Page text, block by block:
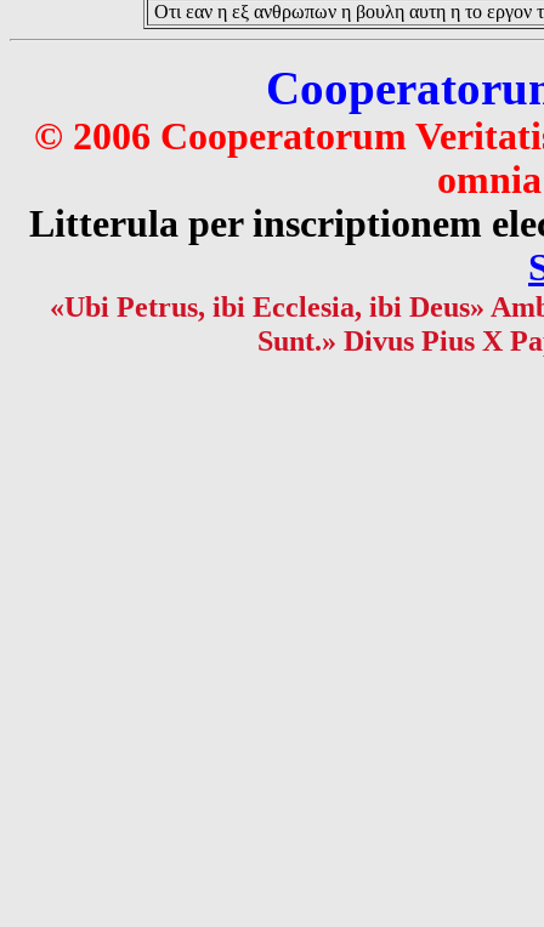
Οτι εαν η εξ ανθρωπων η βουλη αυτη η το εργον
© 2006 Cooperatorum
Litterula per inscriptionem
«Ubi Petrus, ibi Ecclesia, ibi Deus»
Sunt.» Divus Pius X